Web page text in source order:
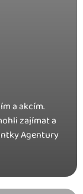
a akcím.
zajímat a
Agentury